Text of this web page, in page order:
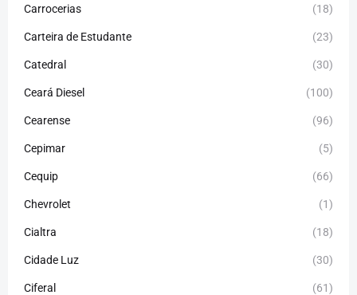
Carrocerias (18)
Carteira de Estudante (23)
Catedral (30)
Ceará Diesel (100)
Cearense (96)
Cepimar (5)
Cequip (66)
Chevrolet (1)
Cialtra (18)
Cidade Luz (30)
Ciferal (61)